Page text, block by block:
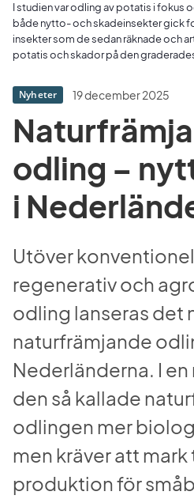
I studien var odling av potatis i fokus
både nytto- och skadeinsekter gick
insekter som de sedan räknade och
potatis och skador på den
Nyheter 19 december 2025
odling –
i
Utöver
regenerativ och
odling lanseras det
naturfrämjande
Nederländerna. I
den så kallade
odlingen mer
men kräver att mark
produktion för